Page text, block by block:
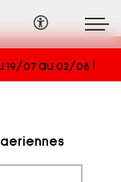
07 au 02/08 !